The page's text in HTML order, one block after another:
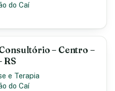
do Caí
– Centro –
RS
e Terapia
do Caí